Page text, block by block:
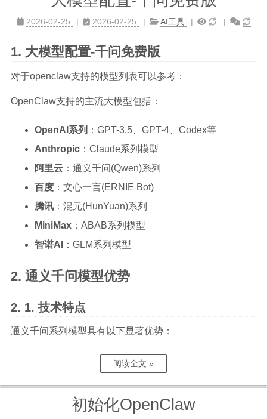
2026-02-25 2026-02-25 AI工具
大模型配置-千问免费版
对于openclaw支持的模型列表可以参考：
OpenClaw支持的主流大模型包括：
OpenAI系列 ：GPT-3.5、GPT-4、Codex等
Anthropic ：Claude系列模型
阿里云 ：通义千问(Qwen)系列
百度 ：文心一言(ERNIE Bot)
腾讯 ：混元(HunYuan)系列
MiniMax ：ABAB系列模型
智谱AI
：GLM系列模型
通义千问模型优势
技术特点
通义千问系列模型具有以下显著优势：
阅读全文 »
初始化OpenClaw